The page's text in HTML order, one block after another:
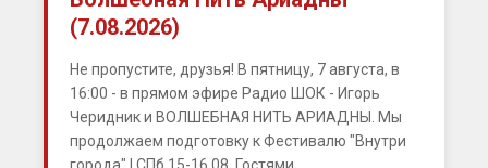
(7.08.2026)
Не пропустите, друзья! В пятницу, 7 августа, в
16:00 - в прямом эфире Радио ШОК - Игорь
Черидник и ВОЛШЕБНАЯ НИТЬ АРИАДНЫ. Мы
продолжаем подготовку к Фестивалю "Внутри